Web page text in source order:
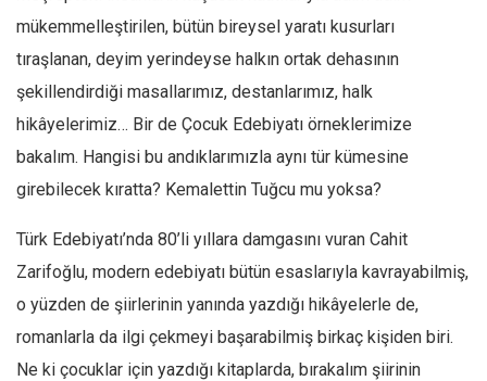
mükemmelleştirilen, bütün bireysel yaratı kusurları
tıraşlanan, deyim yerindeyse halkın ortak dehasının
şekillendirdiği masallarımız, destanlarımız, halk
hikâyelerimiz… Bir de Çocuk Edebiyatı örneklerimize
bakalım. Hangisi bu andıklarımızla aynı tür kümesine
girebilecek kıratta? Kemalettin Tuğcu mu yoksa?
Türk Edebiyatı’nda 80’li yıllara damgasını vuran Cahit
Zarifoğlu, modern edebiyatı bütün esaslarıyla kavrayabilmiş,
o yüzden de şiirlerinin yanında yazdığı hikâyelerle de,
romanlarla da ilgi çekmeyi başarabilmiş birkaç kişiden biri.
Ne ki çocuklar için yazdığı kitaplarda, bırakalım şiirinin